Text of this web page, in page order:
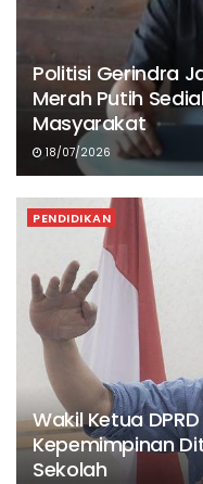
Politisi Gerindra
Merah Putih
Masyarakat
18/07/2026
PENDIDIKAN
Wakil Ketua
Kepemimpinan
Sekolah